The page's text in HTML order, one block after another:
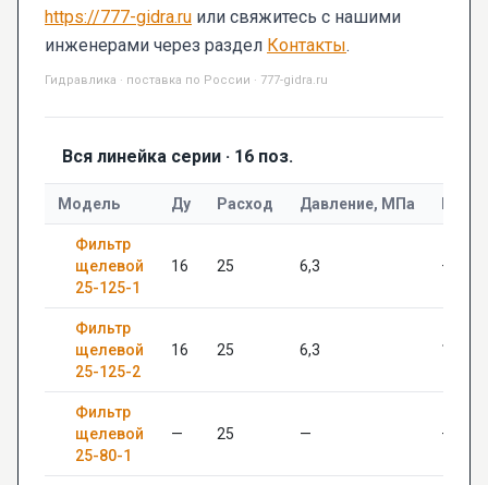
https://777-gidra.ru или свяжитесь с нашими
инженерами через раздел Контакты.
Гидравлика · поставка по России · 777-gidra.ru
Вся линейка серии · 16 поз.
Модель Ду Расход Давление, МПа
Фильтр
щелевой
25-125-1
16 25 6,3 —
Фильтр
щелевой
25-125-2
16 25 6,3
Фильтр
щелевой
25-80-1
— 25 — —